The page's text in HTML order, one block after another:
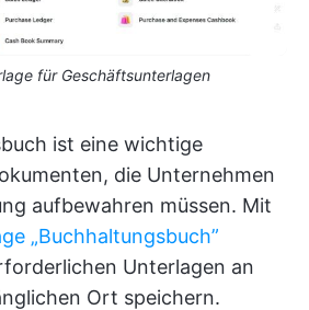
für Geschäftsunterlagen
ist eine wichtige
die Unternehmen
aufbewahren müssen. Mit
„Buchhaltungsbuch”
Unterlagen an
Ort speichern.